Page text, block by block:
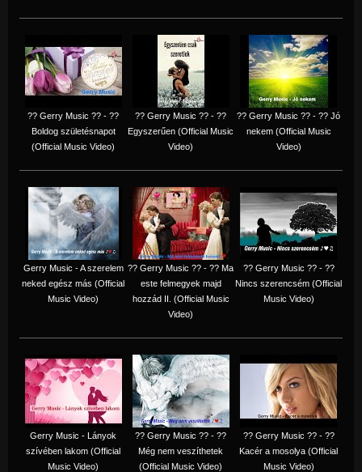
?? Gerry Music ?? - ??
Boldog születésnapot
(Official Music Video)
?? Gerry Music ?? - ??
Egyszerűen (Official Music
Video)
?? Gerry Music ?? - ?? Jó
nekem (Official Music
Video)
Gerry Music - A szerelem
neked egész más (Official
Music Video)
?? Gerry Music ?? - ?? Ma
este felmegyek majd
hozzád II. (Official Music
Video)
?? Gerry Music ?? - ??
Nincs szerencsém (Official
Music Video)
Gerry Music - Lányok
szívében lakom (Official
Music Video)
?? Gerry Music ?? - ??
Még nem veszíthetek
(Official Music Video)
?? Gerry Music ?? - ??
Kacér a mosolya (Official
Music Video)